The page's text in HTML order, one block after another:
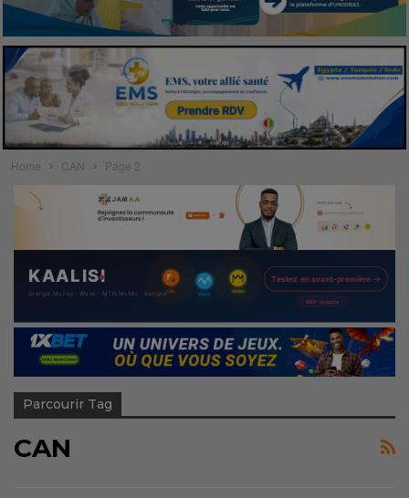
Home CAN Page 2
Parcourir Tag
CAN